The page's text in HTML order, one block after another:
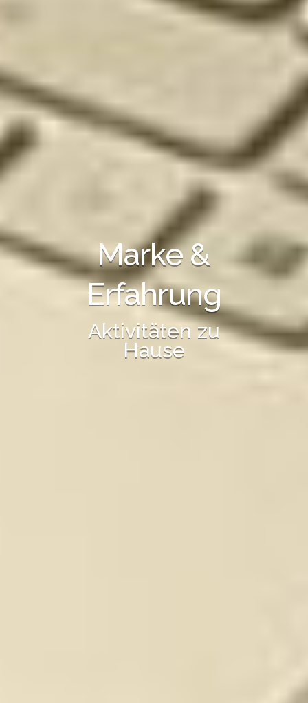
Marke &
Erfahrung
Aktivitäten zu
Hause